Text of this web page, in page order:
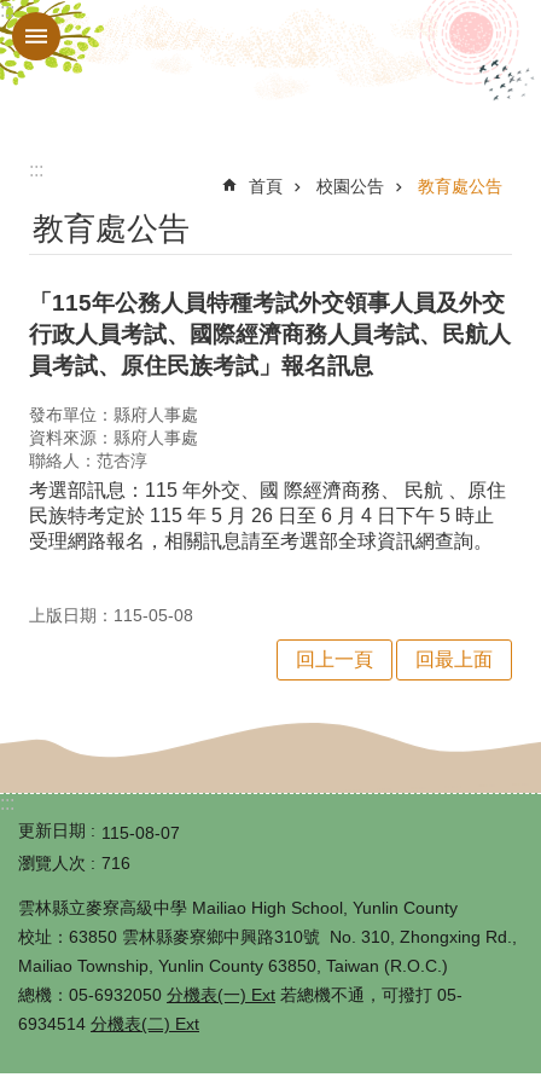
跳到主要內容區塊
進
認
處
室
教
師
區
行
填
報
系
:::
:::
首頁 校園公告 教育處公告
教育處公告
「115年公務人員特種考試外交領事人員及外交
行政人員考試、國際經濟商務人員考試、民航人
員考試、原住民族考試」報名訊息
發布單位：縣府人事處
資料來源：縣府人事處
聯絡人：范杏淳
考選部訊息：115 年外交、國 際經濟商務、 民航 、原住
民族特考定於 115 年 5 月 26 日至 6 月 4 日下午 5 時止
受理網路報名，相關訊息請至考選部全球資訊網查詢。
上版日期：115-05-08
回上一頁 回最上面
:::
更新日期
115-08-07
瀏覽人次
716
雲林縣立麥寮高級中學 Mailiao High School, Yunlin County
校址：63850 雲林縣麥寮鄉中興路310號 No. 310, Zhongxing Rd.,
Mailiao Township, Yunlin County 63850, Taiwan (R.O.C.)
總機：05-6932050 分機表(一) Ext 若總機不通，可撥打 05-
6934514 分機表(二) Ext